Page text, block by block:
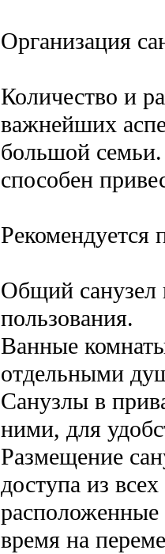
Организация
Количество и
важнейших
большой семьи.
способен
Рекомендуется
Общий санузел
пользования.
Ванные
отдельными
Санузлы в
ними, для
Размещение
доступа из
время на